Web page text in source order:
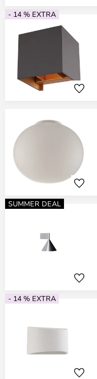
- 14 % EXTRA
SUMMER DEAL
- 14 % EXTRA